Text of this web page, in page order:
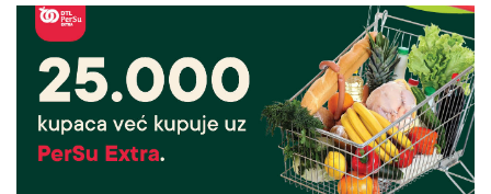
"IMAM NAJLEPŠU I NAJBOLJU
MAJKU" Elma Sinanović danas slavi
rođendan, niko ne veruje da je
napunila ovoliko godina, ćerka joj se
obratila emotivnim rečima